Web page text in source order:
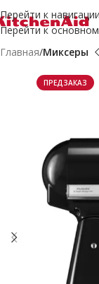
Перейти к навигации
Перейти к
Главная Миксеры
ПРЕДЗАКАЗ